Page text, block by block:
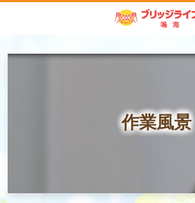
作業風景